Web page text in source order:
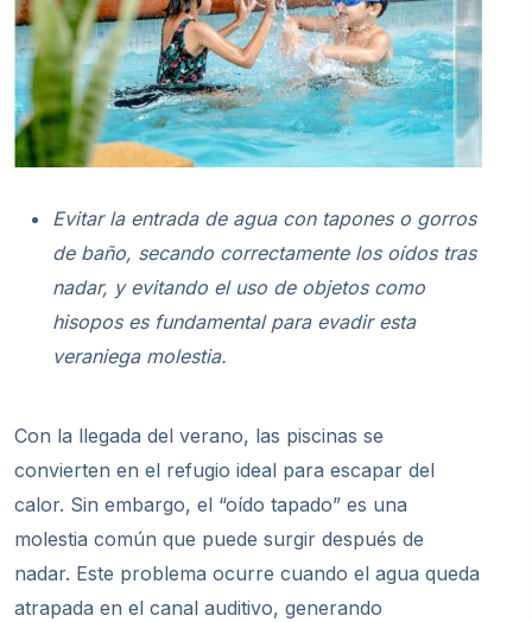
Evitar la entrada de agua con tapones o gorros
de baño, secando correctamente los oídos tras
nadar, y evitando el uso de objetos como
hisopos es fundamental para evadiresta
veraniega molestia.
Con la llegada del verano, las piscinas se
convierten en el refugio ideal para escapar del
calor. Sin embargo, el “oído tapado” es una
molestia común que puede surgir después de
nadar. Este problema ocurre cuando el agua queda
atrapada en el canal auditivo, generando